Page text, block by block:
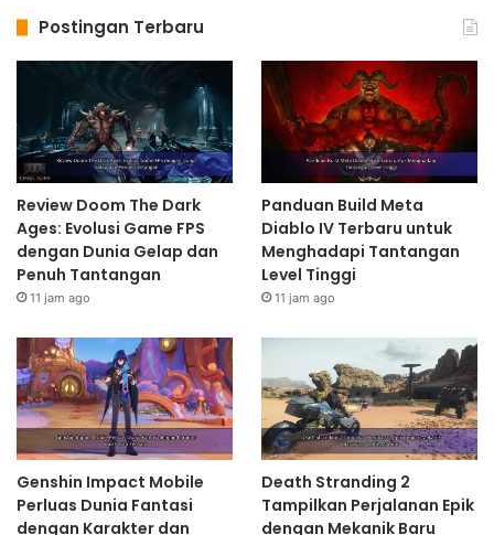
Postingan Terbaru
Review Doom The Dark
Ages: Evolusi Game FPS
dengan Dunia Gelap dan
Penuh Tantangan
11 jam ago
Panduan Build Meta
Diablo IV Terbaru untuk
Menghadapi Tantangan
Level Tinggi
11 jam ago
Genshin Impact Mobile
Perluas Dunia Fantasi
dengan Karakter dan
Death Stranding 2
Tampilkan Perjalanan Epik
dengan Mekanik Baru